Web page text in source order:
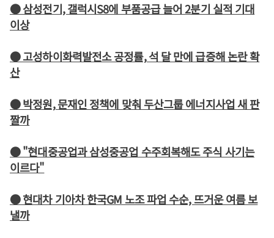
● 삼성전기, 갤럭시S8에 부품공급 늘어 2분기 실적 기대
이상
● 고성하이화력발전소 공정률, 석 달 만에 급증해 논란 확
산
● 박정원, 문재인 정책에 맞춰 두산그룹 에너지사업 새 판
짤까
● "현대중공업과 삼성중공업 수주회복해도 주식 사기는
이르다"
● 현대차 기아차 한국GM 노조 파업 수순, 뜨거운 여름 보
낼까